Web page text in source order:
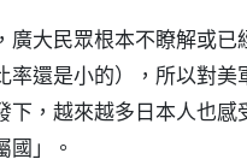
廣大民眾根本不瞭解或
率還是小的），所以對
，越來越多日本人也
國」。